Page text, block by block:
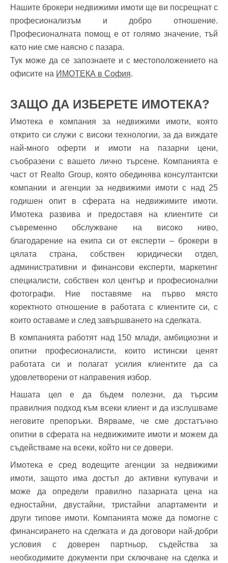
Нашите брокери недвижими имоти ще ви посрещнат с
професионализъм и добро отношение.
Професионалната помощ е от голямо значение, тъй
като ние сме наясно с пазара.
Тук може да се запознаете и с местоположението на
офисите на ИМОТЕКА в София.
ЗАЩО ДА ИЗБЕРЕТЕ ИМОТЕКА?
Имотека е компания за недвижими имоти, която
открито си служи с високи технологии, за да виждате
най-много оферти и имоти на пазарни цени,
съобразени с вашето лично търсене. Компанията е
част от Realto Group, която обединява консултантски
компании и агенции за недвижими имоти с над 25
годишен опит в сферата на недвижимите имоти.
Имотека развива и предоставя на клиентите си
съвременно обслужване на високо ниво,
благодарение на екипа си от експерти – брокери в
цялата страна, собствен юридически отдел,
административни и финансови експерти, маркетинг
специалисти, собствен кол център и професионални
фотографи. Ние поставяме на първо място
коректното отношение в работата с клиентите си, с
които оставаме и след завършването на сделката.
В компанията работят над 150 млади, амбициозни и
опитни професионалисти, които истински ценят
работата си и полагат усилия клиентите да са
удовлетворени от направения избор.
Нашата цел е да бъдем полезни, да търсим
правилния подход към всеки клиент и да изслушваме
неговите препоръки. Вярваме, че сме достатъчно
опитни в сферата на недвижимите имоти и можем да
съдействаме на всеки, който ни се довери.
Имотека е сред водещите агенции за недвижими
имоти, защото има достъп до активни купувачи и
може да определи правилно пазарната цена на
едностайни, двустайни, тристайни апартаменти и
други типове имоти. Компанията може да помогне с
финансирането на сделката и да договори най-добри
условия с доверен партньор, съдейства за
необходимите документи при сключване на сделка и